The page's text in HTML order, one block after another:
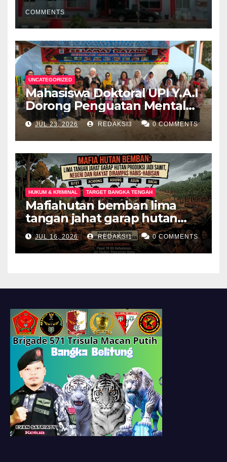
Butir
COMMENTS
UNCATEGORIZED
Mahasiswa Doktoral UPI Y.A.I
Dorong Penguatan Mental
Keluarga Anak
Berkebutuhan Khusus di
Palembang
JUL 23, 2026 REDAKSI3 0 COMMENTS
HUKUM & KRIMINAL TARGET BANGKA TENGAH
Mafiahutan bemban lima
tangan jahat garap hutan
produksi jadi perkebunan
sawit negeri dan rakyat
dirampas habis habisan
JUL 16, 2026 REDAKSI1 0 COMMENTS